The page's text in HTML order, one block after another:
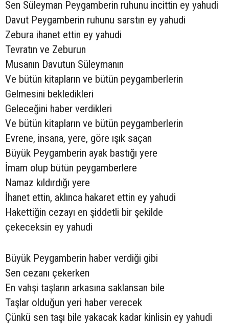
Sen Süleyman Peygamberin ruhunu incittin ey yahudi
Davut Peygamberin ruhunu sarstın ey yahudi
Zebura ihanet ettin ey yahudi
Tevratın ve Zeburun
Musanın Davutun Süleymanın
Ve bütün kitapların ve bütün peygamberlerin
Gelmesini bekledikleri
Geleceğini haber verdikleri
Ve bütün kitapların ve bütün peygamberlerin
Evrene, insana, yere, göre ışık saçan
Büyük Peygamberin ayak bastığı yere
İmam olup bütün peygamberlere
Namaz kıldırdığı yere
İhanet ettin, aklınca hakaret ettin ey yahudi
Hakettiğin cezayı en şiddetli bir şekilde
çekeceksin ey yahudi
Büyük Peygamberin haber verdiği gibi
Sen cezanı çekerken
En vahşi taşların arkasına saklansan bile
Taşlar olduğun yeri haber verecek
Çünkü sen taşı bile yakacak kadar kinlisin ey yahudi